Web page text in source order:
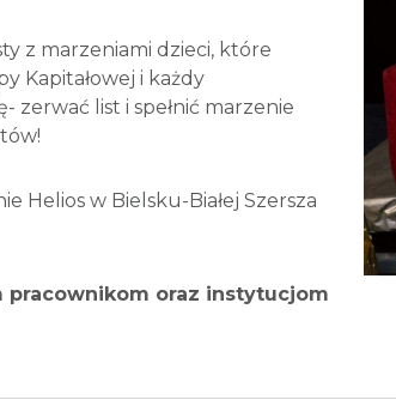
z marzeniami dzieci, które
Kapitałowej i każdy
zerwać list i spełnić marzenie
Helios w Bielsku-Białej Szersza
pracownikom oraz instytucjom